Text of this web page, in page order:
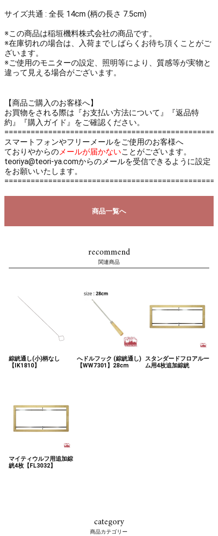
サイズ共通 : 全長 14cm (柄の長さ 7.5cm)
※この商品は稲垣機料株式会社の商品です。
※在庫切れの場合は、入荷までしばらくお待ち頂くことがご
ざいます。
※ご使用のモニターの設定、照明等により、質感等が実物と
違って見える場合がございます。
【商品ご購入のお客様へ】
お買物をされる際は 『お支払い方法について』
『返品特
約』
『購入ガイド』 をご確認ください。
スマートフォンやフリーメールをご使用のお客様へ
ておりやからのメールが届かないことがございます。
teoriya@teori-ya.comからのメールを受信できるように設定
をお願いいたします。
商品一覧へ
recommend
関連商品
綜絖通し(小)柄なし
【IK1810】
へドルフック (綜絖通し)
【WW7301】28cm
スタンダードフロアルー
ム用4枚追加綜絖
マイティウルフ用追加綜
絖4枚【FL3032】
category
商品カテゴリー